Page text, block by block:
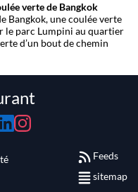
de bagages sont des
en Asie du Sud-Est.
une assurance voyage
garantir votre sécurité
verte de Bangkok
Bangkok, une coulée verte
le parc Lumpini au quartier
d’un bout de chemin
Feeds
sitemap